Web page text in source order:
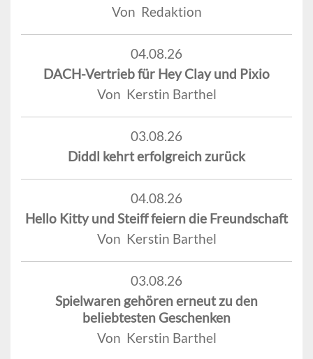
Von Redaktion
04.08.26
DACH-Vertrieb für Hey Clay und Pixio
Von Kerstin Barthel
03.08.26
Diddl kehrt erfolgreich zurück
04.08.26
Hello Kitty und Steiff feiern die Freundschaft
Von Kerstin Barthel
03.08.26
Spielwaren gehören erneut zu den
beliebtesten Geschenken
Von Kerstin Barthel